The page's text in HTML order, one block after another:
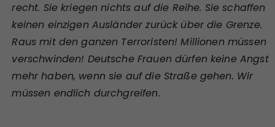
recht. Sie kriegen nichts auf die Reihe. Sie schaffen
keinen einzigen Ausländer zurück über die Grenze.
Raus mit den ganzen Terroristen! Millionen müssen
verschwinden! Deutsche Frauen dürfen keine Angst
mehr haben, wenn sie auf die Straße gehen. Wir
müssen endlich durchgreifen.